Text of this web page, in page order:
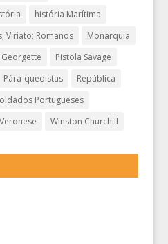
história Marítima
Viriato; Romanos
Monarquia
Pistola Savage
Pára-quedistas
República
Portugueses
Veronese Winston Churchill